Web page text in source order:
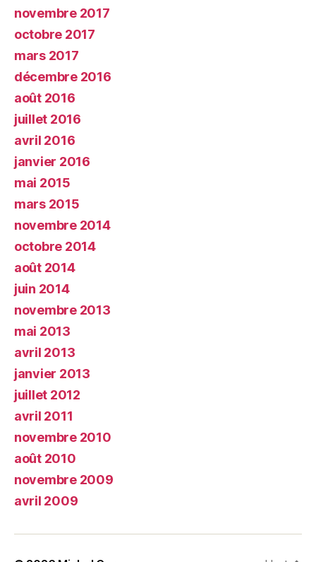
novembre 2017
octobre 2017
mars 2017
décembre 2016
août 2016
juillet 2016
avril 2016
janvier 2016
mai 2015
mars 2015
novembre 2014
octobre 2014
août 2014
juin 2014
novembre 2013
mai 2013
avril 2013
janvier 2013
juillet 2012
avril 2011
novembre 2010
août 2010
novembre 2009
avril 2009